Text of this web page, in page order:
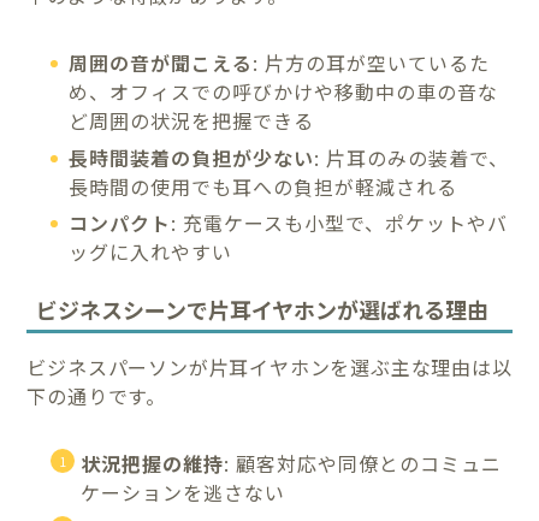
周囲の音が聞こえる: 片方の耳が空いているた
め、オフィスでの呼びかけや移動中の車の音な
ど周囲の状況を把握できる
長時間装着の負担が少ない: 片耳のみの装着で、
長時間の使用でも耳への負担が軽減される
コンパクト: 充電ケースも小型で、ポケットやバ
ッグに入れやすい
ビジネスシーンで片耳イヤホンが選ばれる理由
ビジネスパーソンが片耳イヤホンを選ぶ主な理由は以
下の通りです。
状況把握の維持: 顧客対応や同僚とのコミュニ
ケーションを逃さない